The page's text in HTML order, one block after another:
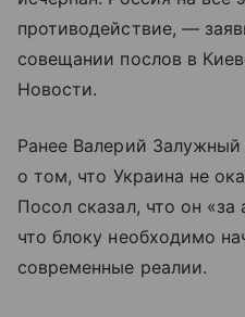
противодействие, —
совещании послов в
Новости.
Ранее Валерий Залужный
о том, что Украина не
Посол сказал, что он «за
что блоку необходимо
современные реалии.